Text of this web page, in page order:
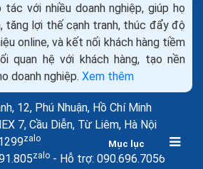
Mục lục
máy đếm tiền seo quảng cáo
về thiết kế web bán máy đếm
chuyên nghiệp, để mang lại hiệu
trong thời buổi kinh doanh...
với nhiều doanh nghiệp, giúp họ
tăng lợi thế cạnh tranh, thúc đẩy độ
online, và kết nối khách hàng tiềm
quan hệ với khách hàng, tạo nền
doanh nghiệp. Xem thêm
12, Phú Nhuận, Hồ Chí Minh
7, Cầu Diễn, Từ Liêm, Hà Nội
zalo
zalo - Hỗ trợ: 090.696.7056